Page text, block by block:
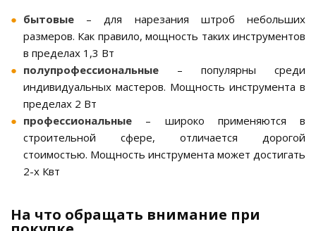
бытовые – для нарезания штроб небольших
размеров. Как правило, мощность таких инструментов
в пределах 1,3 Вт
полупрофессиональные – популярны среди
индивидуальных мастеров. Мощность инструмента в
пределах 2 Вт
профессиональные – широко применяются в
строительной сфере, отличается дорогой
стоимостью. Мощность инструмента может достигать
2-х Квт
На что обращать внимание при